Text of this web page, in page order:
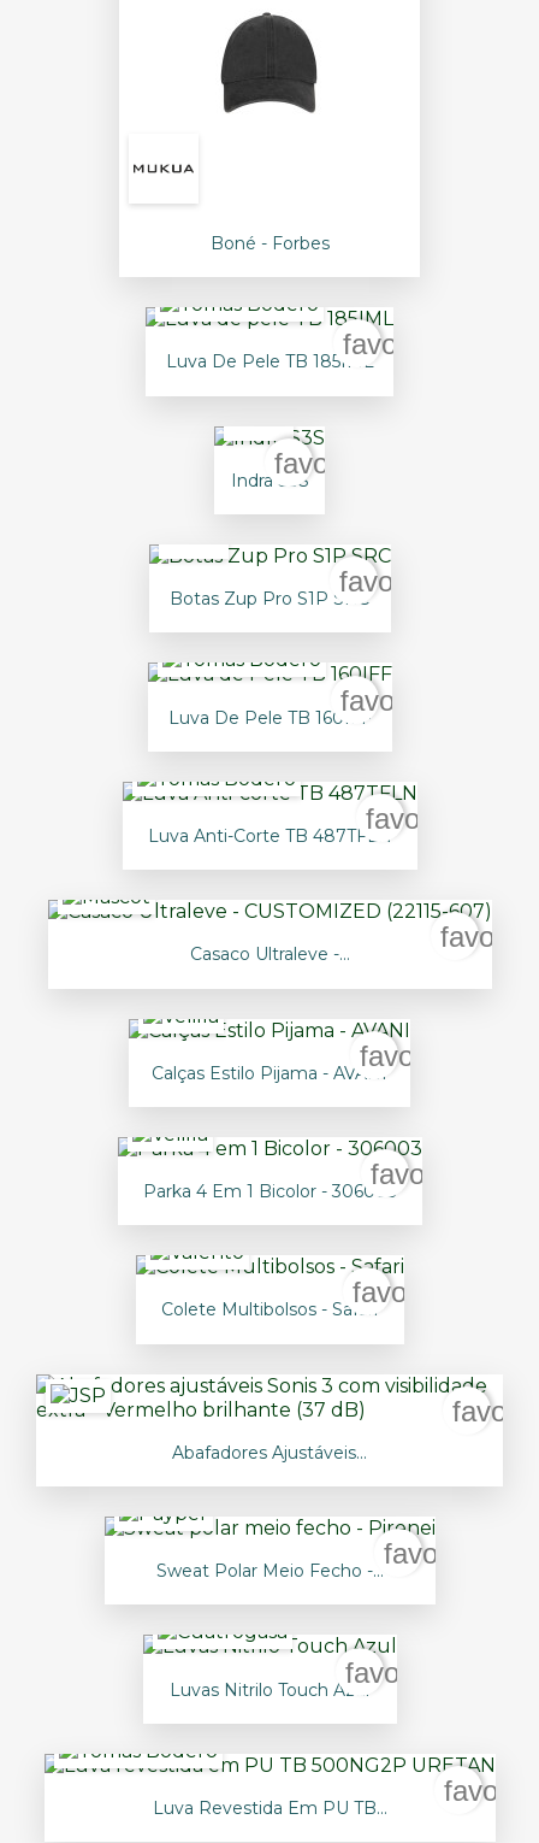
Boné - Forbes
Luva De Pele TB 185IML
favorite_border
Indra S3S
favorite_border
Botas Zup Pro S1P SRC
favorite_border
Luva De Pele TB 160IFF
favorite_border
Luva Anti-Corte TB 487TFLN
Casaco Ultraleve -...
Calças Estilo Pijama - AVANI
Parka 4 Em 1 Bicolor - 306003
Colete Multibolsos - Safari
Abafadores Ajustáveis...
Sweat Polar Meio Fecho -...
Luvas Nitrilo Touch Azul
favorite_border
Luva Revestida Em PU TB...